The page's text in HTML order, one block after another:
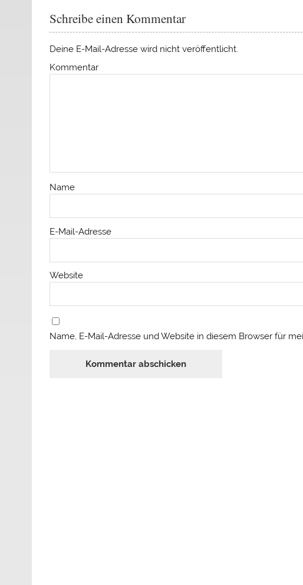
Schreibe einen Kommentar
Deine E-Mail-Adresse wird nicht veröffentlicht.
Kommentar
Name
E-Mail-Adresse
Website
Name, E-Mail-Adresse und Website in diesem Browser für